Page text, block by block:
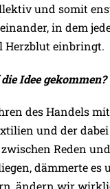
und somit
in dem
Herzblut einbringt.
Idee gekommen?
des Handels
und der dabei
Reden
dämmerte es